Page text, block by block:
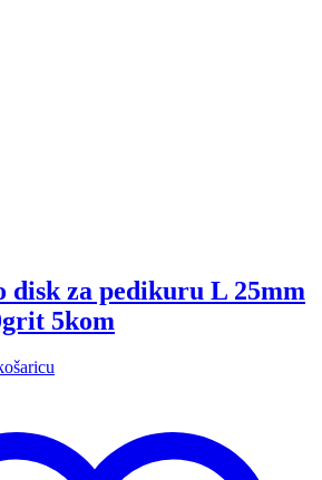
disk za pedikuru L 25mm
5kom